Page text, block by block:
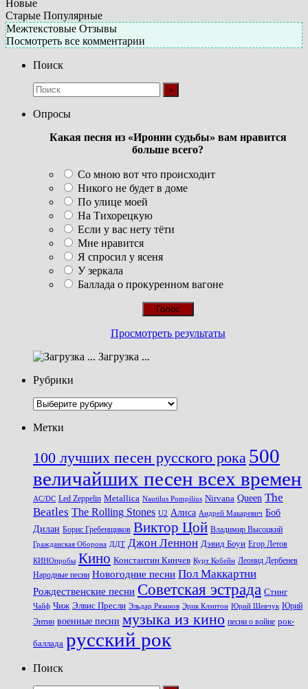
Новые
Старые Популярные
Межтекстовые Отзывы
Посмотреть все комментарии
Поиск
Опросы
Какая песня из «Иронии судьбы» вам нравится
больше всего?
Со мною вот что происходит
Никого не будет в доме
По улице моей
На Тихорецкую
Если у вас нету тёти
Мне нравится
Я спросил у ясеня
У зеркала
Баллада о прокуренном вагоне
Просмотреть результаты
Загрузка ...
Рубрики
Рубрики
Метки
100 лучших песен русского рока 500
величайших песен всех времен
AC/DC Led Zeppelin Metallica Nautilus Pompilius Nirvana Queen The
Beatles The Rolling Stones U2 Алиса Андрей Макаревич Боб
Дилан Борис Гребенщиков Виктор Цой Владимир Высоцкий
Гражданская Оборона ДДТ Джон Леннон Дэвид Боуи Егор Летов
КИНОпробы Кино Константин Кинчев Курт Кобейн Леонид Дербенев
Народные песни Новогодние песни Пол Маккартни
Рождественские песни Советская эстрада Стинг
Чайф Чиж Элвис Пресли Эльдар Рязанов Эрик Клэптон Юрий Шевчук Юрий
Энтин военные песни музыка из кино песни о войне рок-
баллада русский рок
Поиск